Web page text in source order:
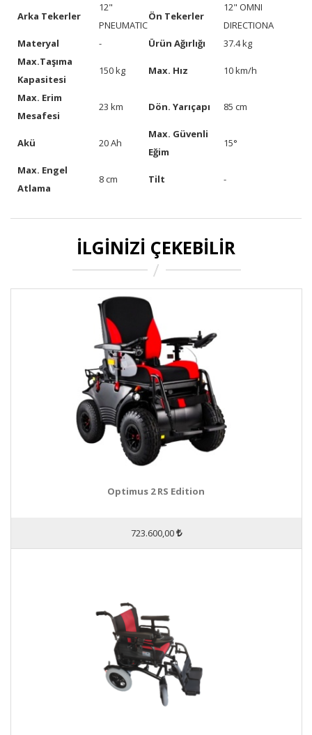
Arka Tekerler
12"
PNEUMATIC
Ön Tekerler
12" OMNI
DIRECTIONA
Materyal
- Ürün Ağırlığı
37.4 kg
Max.Taşıma
Kapasitesi
150 kg Max. Hız 10 km/h
Max. Erim
Mesafesi
23 km Dön. Yarıçapı 85 cm
Akü 20 Ah
Max. Güvenli
Eğim
15°
Max. Engel
Atlama
8 cm Tilt -
İLGINIZI ÇEKEBILIR
Optimus 2 RS Edition
723.600,00